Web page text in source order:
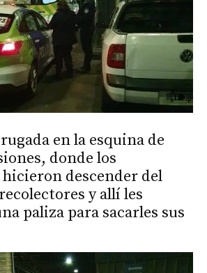
en la esquina de
donde los
descender del
y allí les
paliza para sacarles sus